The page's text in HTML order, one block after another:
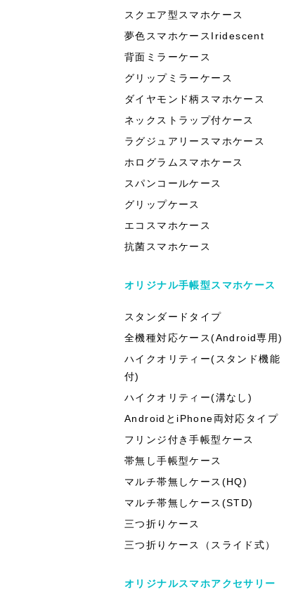
スクエア型スマホケース
夢色スマホケースIridescent
背面ミラーケース
グリップミラーケース
ダイヤモンド柄スマホケース
ネックストラップ付ケース
ラグジュアリースマホケース
ホログラムスマホケース
スパンコールケース
グリップケース
エコスマホケース
抗菌スマホケース
オリジナル手帳型スマホケース
スタンダードタイプ
全機種対応ケース(Android専用)
ハイクオリティー(スタンド機能
付)
ハイクオリティー(溝なし)
AndroidとiPhone両対応タイプ
フリンジ付き手帳型ケース
帯無し手帳型ケース
マルチ帯無しケース(HQ)
マルチ帯無しケース(STD)
三つ折りケース
三つ折りケース（スライド式）
オリジナルスマホアクセサリー